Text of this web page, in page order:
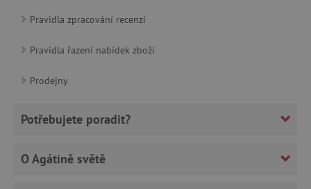
Pravidla zpracování recenzí
Pravidla řazení nabídek zboží
Prodejny
Potřebujete poradit?
O Agátině světě